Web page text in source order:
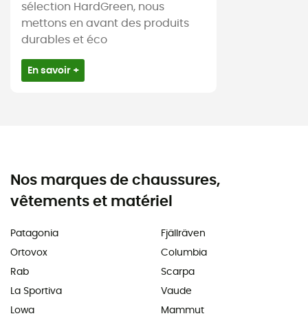
sélection HardGreen, nous
mettons en avant des produits
durables et éco
En savoir +
Nos marques de chaussures,
vêtements et matériel
Patagonia
Ortovox
Rab
La Sportiva
Lowa
Fjällräven
Columbia
Scarpa
Vaude
Mammut